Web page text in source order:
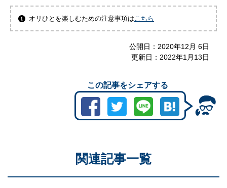
オリひとを楽しむための注意事項はこちら
公開日： 2020年12月 6日
更新日： 2022年1月13日
この記事をシェアする
関連記事一覧